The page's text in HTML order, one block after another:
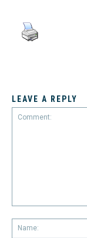
LEAVE A REPLY